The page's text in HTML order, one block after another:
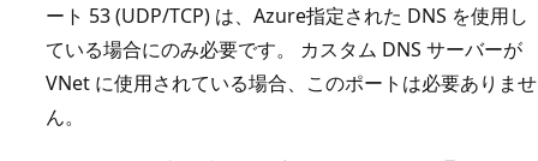
ート 53 (UDP/TCP) は、Azure指定された DNS を使用し
ている場合にのみ必要です。 カスタム DNS サーバーが
VNet に使用されている場合、このポートは必要ありませ
ん。